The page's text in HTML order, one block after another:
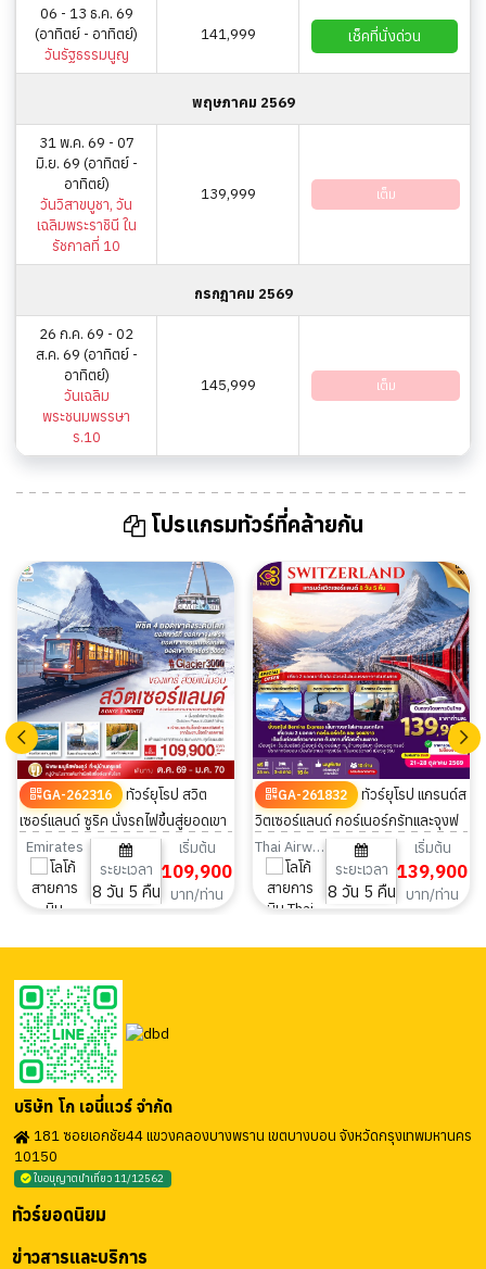
06 - 13 ธ.ค. 69
(อาทิตย์ - อาทิตย์)
วันรัฐธรรมนูญ
141,999 เช็คที่นั่งด่วน
พฤษภาคม 2569
31 พ.ค. 69 - 07
มิ.ย. 69 (อาทิตย์ -
อาทิตย์)
วันวิสาขบูชา, วัน
เฉลิมพระราชินี ใน
รัชกาลที่ 10
139,999 เต็ม
กรกฎาคม 2569
26 ก.ค. 69 - 02
ส.ค. 69 (อาทิตย์ -
อาทิตย์)
วันเฉลิม
พระชนมพรรษา
ร.10
145,999 เต็ม
โปรแกรมทัวร์ที่คล้ายกัน
GA-262316
ทัวร์ยุโรป สวิต
เซอร์แลนด์ ซูริค นั่งรถไฟขึ้นสู่ยอดเขา
ริกิ 8 วัน 5 คืน
Emirates
ระยะเวลา
8 วัน 5 คืน
เริ่มต้น
109,900
บาท/ท่าน
GA-261832
ทัวร์ยุโรป แกรนด์ส
วิตเซอร์แลนด์ กอร์เนอร์กรัทและจุงฟ
ราว นั่งรถไฟ Bernina Express 8วัน
5คืน
Thai Airways
ระยะเวลา
8 วัน 5 คืน
เริ่มต้น
139,900
บาท/ท่าน
บริษัท โก เอนี่แวร์ จำกัด
181 ซอยเอกชัย44 แขวงคลองบางพราน เขตบางบอน จังหวัดกรุงเทพมหานคร
10150
ใบอนุญาตนำเที่ยว 11/12562
ข่าวสารและบริการ
ทัวร์ยอดนิยม